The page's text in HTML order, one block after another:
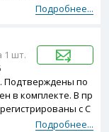
Подробнее...
Подтверждены по
в комплекте. В пр
с C
Подробнее...
1 шт.